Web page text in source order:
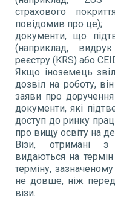
страхового
повідомив про це);
документи, що
(наприклад,
реєстру (KRS) або
Якщо іноземець
дозвіл на роботу,
заяви про
документи, які
доступ до ринку
про вищу освіту на
Візи, отримані з
видаються на
терміну,
не довше, ніж
візи.